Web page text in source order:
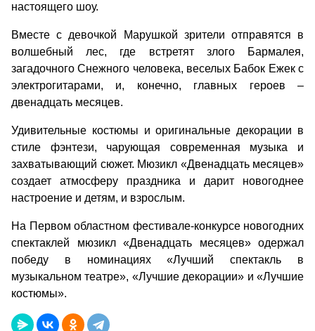
настоящего шоу.
Вместе с девочкой Марушкой зрители отправятся в
волшебный лес, где встретят злого Бармалея,
загадочного Снежного человека, веселых Бабок Ежек с
электрогитарами, и, конечно, главных героев –
двенадцать месяцев.
Удивительные костюмы и оригинальные декорации в
стиле фэнтези, чарующая современная музыка и
захватывающий сюжет. Мюзикл «Двенадцать месяцев»
создает атмосферу праздника и дарит новогоднее
настроение и детям, и взрослым.
На Первом областном фестивале-конкурсе новогодних
спектаклей мюзикл «Двенадцать месяцев» одержал
победу в номинациях «Лучший спектакль в
музыкальном театре», «Лучшие декорации» и «Лучшие
костюмы».